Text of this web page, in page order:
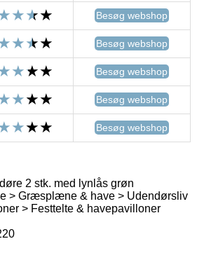
Besøg webshop
Besøg webshop
Besøg webshop
Besøg webshop
Besøg webshop
2 stk. med lynlås grøn
> Græsplæne & have > Udendørsliv
> Festtelte & havepavilloner